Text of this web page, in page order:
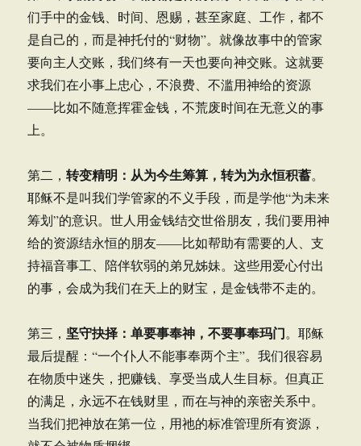
们手中的金钱、时间、恩赐，甚至家庭、工作，都不
是自己的，而是神托付的“财物”。就像故事中的管家
要向主人交账，我们终有一天也要向神交账。这就要
求我们在小事上忠心，不浪费、不滥用神给的资源
——比如不随意挥霍金钱，不荒废时间在无意义的事
上。
第二，转变精明：从为今生筹算，转为为永恒积蓄。
耶稣不是叫我们学管家的不义手段，而是学他“为未来
筹划”的意识。世人用金钱结交世俗朋友，我们要用神
给的资源结永恒的朋友——比如帮助有需要的人、支
持福音事工、陪伴软弱的弟兄姊妹。这些用爱心付出
的事，会成为我们在天上的财宝，是金钱带不走的。
第三， 坚守抉择：单要事奉神，不要事奉玛门。耶稣
最后提醒：“一个仆人不能事奉两个主”。我们很容易
在物质中迷失，把赚钱、享受当成人生目标。但真正
的满足，永远不在钱财里，而在与神的亲密关系中。
当我们把神放在第一位，用祂的标准管理所有资源，